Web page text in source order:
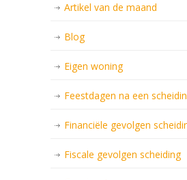
Artikel van de maand
Blog
Eigen woning
Feestdagen na een
Financiële gevolgen
Fiscale gevolgen scheiding